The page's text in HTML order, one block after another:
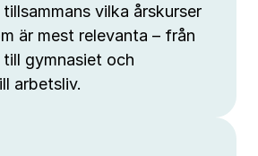
vilka årskurser
är mest relevanta – från
gymnasiet och
arbetsliv.